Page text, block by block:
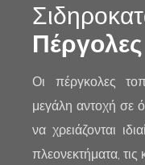
Πέργολες
Οι πέργκολες
μεγάλη αντοχή σε
να χρειάζονται
πλεονεκτήματα,